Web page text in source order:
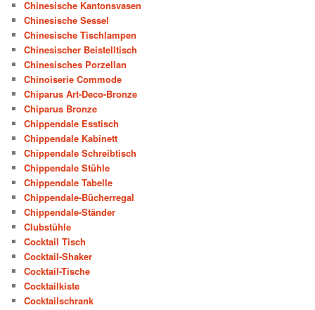
Chinesische Kantonsvasen
Chinesische Sessel
Chinesische Tischlampen
Chinesischer Beistelltisch
Chinesisches Porzellan
Chinoiserie Commode
Chiparus Art-Deco-Bronze
Chiparus Bronze
Chippendale Esstisch
Chippendale Kabinett
Chippendale Schreibtisch
Chippendale Stühle
Chippendale Tabelle
Chippendale-Bücherregal
Chippendale-Ständer
Clubstühle
Cocktail Tisch
Cocktail-Shaker
Cocktail-Tische
Cocktailkiste
Cocktailschrank